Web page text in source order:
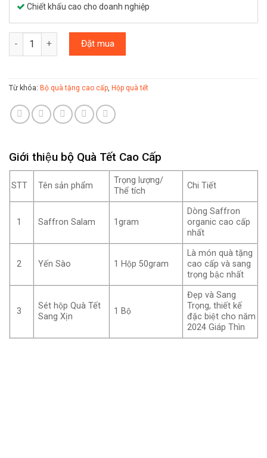
Chiết khấu cao cho doanh nghiệp
Hộp quà cao cấp sơn mài gồm Saffron SALAM & Yến sào số
Đặt mua
Từ khóa: Bộ quà tặng cao cấp Hộp quà tết
Giới thiệu bộ Quà Tết Cao Cấp
STT Tên sản phẩm
Trọng lượng/
Thể tích
Chi Tiết
1 Saffron Salam 1gram
Dòng Saffron
organic cao cấp
nhất
2 Yến Sào 1 Hộp 50gram
Là món quà tặng
cao cấp và sang
trọng bậc nhất
3
Sét hộp Quà Tết
Sang Xịn
1 Bộ
Đẹp và Sang
Trọng, thiết kế
đặc biệt cho năm
2024 Giáp Thìn